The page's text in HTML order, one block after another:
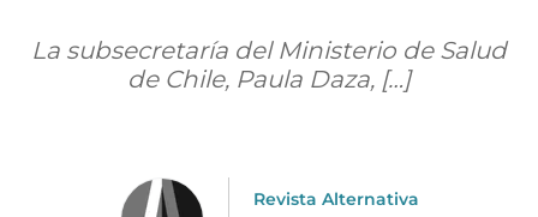
La subsecretaría del Ministerio de Salud
de Chile, Paula Daza, […]
Revista Alternativa